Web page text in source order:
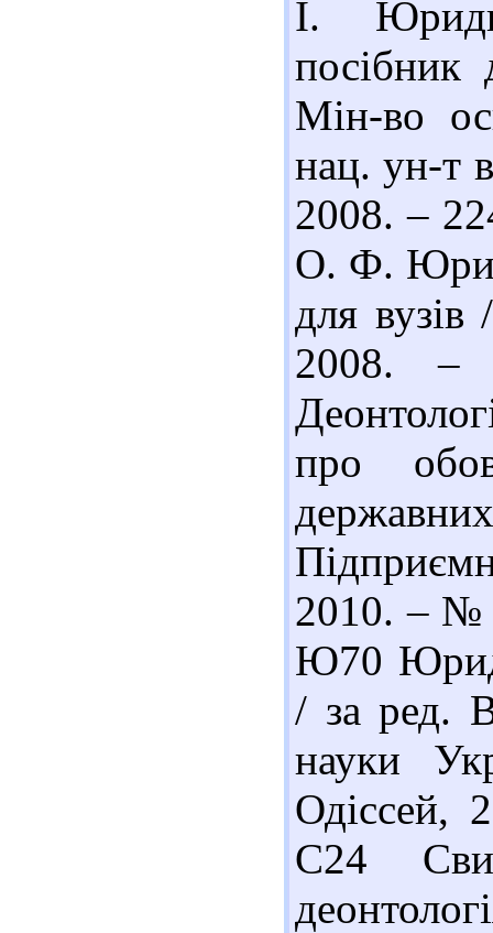
І.
Мін-во
нац. ун-т
2008. –
О. Ф.
для
2008. –
про
2010. – №
Ю70
/ за ред.
науки
Одіссей,
С24